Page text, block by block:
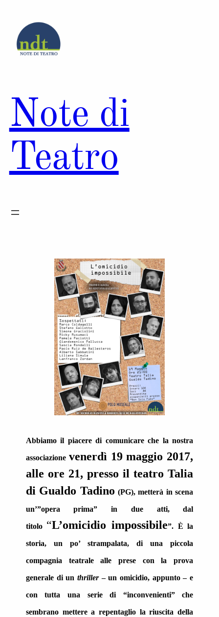
contenuto
Note di
Teatro
Abbiamo il piacere di comunicare che la nostra
associazione venerdì 19 maggio 2017,
alle ore 21, presso il teatro Talia
di Gualdo Tadino (PG), metterà in scena
un’”opera prima” in due atti, dal
titolo “L’omicidio impossibile”. È la
storia, un po’ strampalata, di una piccola
compagnia teatrale alle prese con la prova
generale di un thriller– un omicidio, appunto – e
con tutta una serie di “inconvenienti” che
sembrano mettere a repentaglio la riuscita della